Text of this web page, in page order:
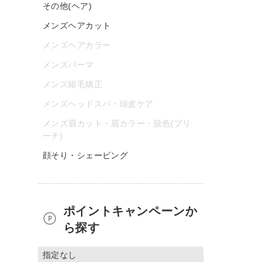
その他(ヘア)
メンズヘアカット
メンズヘアカラー
メンズパーマ
メンズ縮毛矯正
メンズヘッドスパ・頭皮ケア
メンズ眉カット・眉カラー・脱色(ブリ
ーチ)
顔そり・シェービング
ポイントキャンペーンか
ら探す
指定なし